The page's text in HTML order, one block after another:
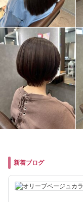
新着ブログ